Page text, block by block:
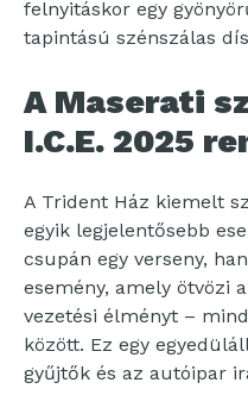
felnyitáskor egy
tapintású szénszálas
A Maserati
I.C.E. 2025
A Trident Ház kiemelt
egyik legjelentősebb
csupán egy verseny,
esemény, amely ötvözi
vezetési élményt –
között. Ez egy
gyűjtők és az autóipar